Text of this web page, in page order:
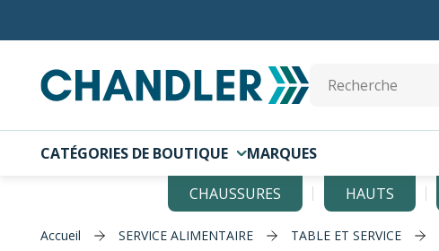
CATÉGORIES DE BOUTIQUE MARQUES
CHAUSSURES HAUTS
Accueil SERVICE ALIMENTAIRE TABLE ET SERVICE